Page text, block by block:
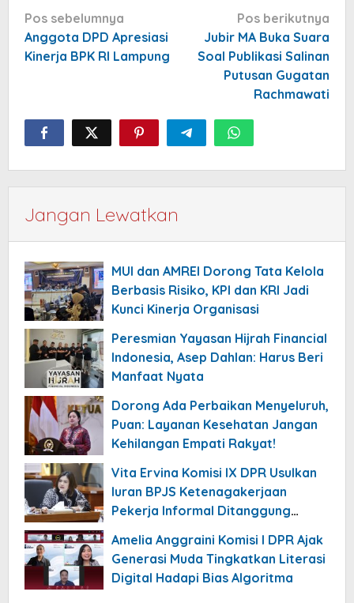
Navigasi
pos
Pos sebelumnya
Anggota DPD Apresiasi
Kinerja BPK RI Lampung
Pos berikutnya
Jubir MA Buka Suara
Soal Publikasi Salinan
Putusan Gugatan
Rachmawati
Jangan Lewatkan
MUI dan AMREI Dorong Tata Kelola
Berbasis Risiko, KPI dan KRI Jadi
Kunci Kinerja Organisasi
Peresmian Yayasan Hijrah Financial
Indonesia, Asep Dahlan: Harus Beri
Manfaat Nyata
Dorong Ada Perbaikan Menyeluruh,
Puan: Layanan Kesehatan Jangan
Kehilangan Empati Rakyat!
Vita Ervina Komisi IX DPR Usulkan
Iuran BPJS Ketenagakerjaan
Pekerja Informal Ditanggung
Amelia Anggraini Komisi I DPR Ajak
Generasi Muda Tingkatkan Literasi
Digital Hadapi Bias Algoritma